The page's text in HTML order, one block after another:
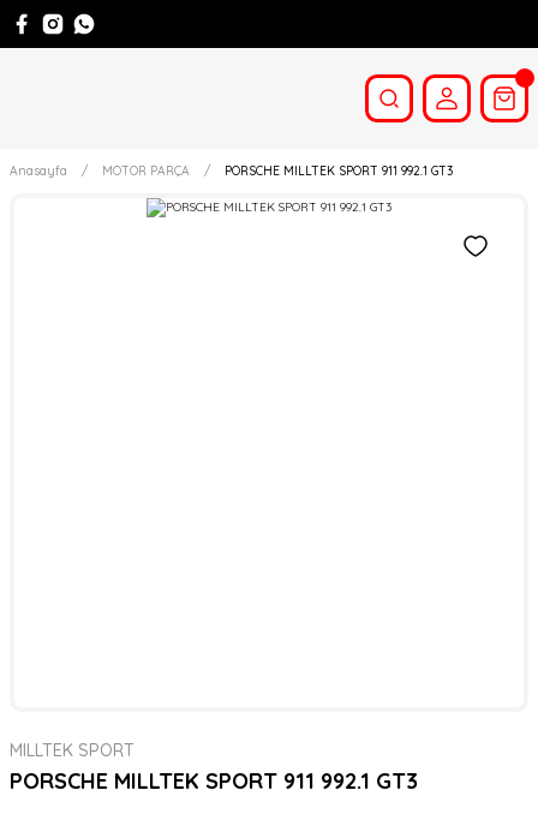
Anasayfa MOTOR PARÇA PORSCHE MILLTEK SPORT 911 992.1 GT3
MILLTEK SPORT
PORSCHE MILLTEK SPORT 911 992.1 GT3